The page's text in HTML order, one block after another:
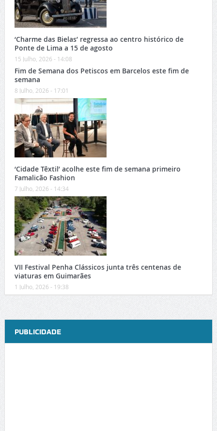
‘Charme das Bielas’ regressa ao centro histórico de
Ponte de Lima a 15 de agosto
15 Julho, 2026 - 14:08
Fim de Semana dos Petiscos em Barcelos este fim de
semana
8 Julho, 2026 - 17:01
‘Cidade Têxtil’ acolhe este fim de semana primeiro
Famalicão Fashion
7 Julho, 2026 - 14:34
VII Festival Penha Clássicos junta três centenas de
viaturas em Guimarães
1 Julho, 2026 - 19:38
PUBLICIDADE